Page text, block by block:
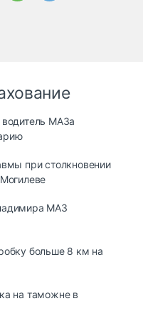
МАЗа
при столкновении
МАЗ
больше 8 км на
на таможне в